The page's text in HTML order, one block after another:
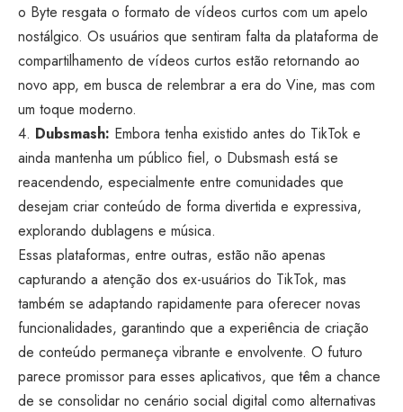
o Byte resgata o formato de vídeos curtos com um apelo
nostálgico. Os usuários que sentiram falta da plataforma de
compartilhamento de vídeos curtos estão retornando ao
novo app, em busca de relembrar a era do Vine, mas com
um toque moderno.
4. Dubsmash: Embora tenha existido antes do TikTok e
ainda mantenha um público fiel, o Dubsmash está se
reacendendo, especialmente entre comunidades que
desejam criar conteúdo de forma divertida e expressiva,
explorando dublagens e música.
Essas plataformas, entre outras, estão não apenas
capturando a atenção dos ex-usuários do TikTok, mas
também se adaptando rapidamente para oferecer novas
funcionalidades, garantindo que a experiência de criação
de conteúdo permaneça vibrante e envolvente. O futuro
parece promissor para esses aplicativos, que têm a chance
de se consolidar no cenário social digital como alternativas